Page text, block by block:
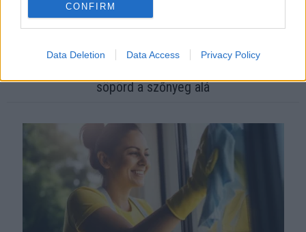
CONFIRM
Data Deletion Data Access Privacy Policy
söpörd a szőnyeg alá